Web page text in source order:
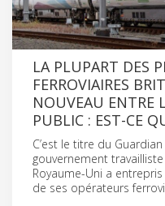
LA PLUPART DES
FERROVIAIRES
NOUVEAU ENTRE
PUBLIC : EST-CE
C’est le titre du
gouvernement
Royaume-Uni a
de ses opérateurs